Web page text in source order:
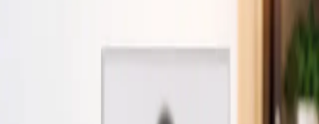
întâmplă cu adevărat.